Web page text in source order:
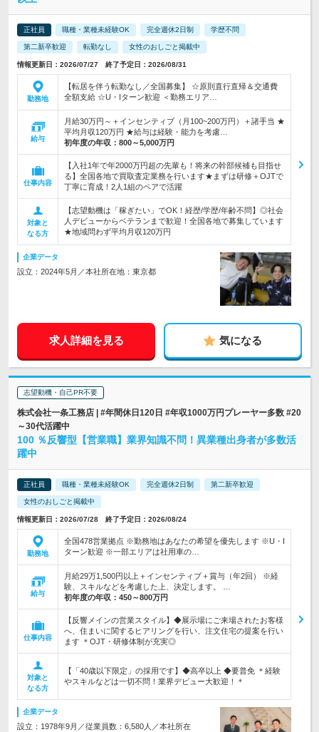
正社員 職種・業種未経験OK 完全週休2日制 学歴不問
第二新卒歓迎 転勤なし 女性のおしごと掲載中
情報更新日：2026/07/27 終了予定日：2026/08/31
勤務地
【転居を伴う転勤なし／全国募集】 ☆原則直行直帰＆交通費
全額支給 ☆U・Iターン歓迎 ＜勤務エリア…
給与
月給30万円～＋インセンティブ（月100~200万円）＋諸手当 ★
平均月収120万円 ★給与は経験・能力を考慮…
初年度の年収： 800～5,000万円
仕事内容
【入社1年で年2000万円超の先輩も！将来の幹部候補も目指せ
る】全国各地で買取査定業務を行います★まずは研修＋OJTで
丁寧に育成！2人1組のペアで活躍
対象と
なる方
【志望動機は「稼ぎたい」でOK！経歴/学歴/年齢不問】◎社会
人デビューからベテランまで歓迎！全国各地で募集しています
★地域問わず平均月収120万円
企業データ
設立：2024年5月／本社所在地：東京都
求人詳細を見る 気になる
志望動機・自己PR不要
株式会社一条工務店 | #年間休日120日 #年収1000万円プレーヤー多数 #20
～30代活躍中
100 ％反響型【営業職】業界知識不問！異業種出身者が多数活
躍中
正社員 職種・業種未経験OK 完全週休2日制 第二新卒歓迎
女性のおしごと掲載中
情報更新日：2026/07/28 終了予定日：2026/08/24
勤務地
全国478営業拠点 ※勤務地はあなたの希望を優先します ※U・I
ターン歓迎 ※一部エリアは社用車の…
給与
月給29万1,500円以上＋インセンティブ＋賞与（年2回） ※経
験、スキルなどを考慮した上、決定します。 …
初年度の年収： 450～800万円
仕事内容
【反響メインの営業スタイル】◆展示場にご来場されたお客様
へ、住まいに関するヒアリングを行い、注文住宅の提案を行い
ます ＊OJT・研修体制が充実◎
対象と
なる方
【「40歳以下限定」の採用です】◆高卒以上 ◆要普免 ＊経験
やスキルなどは一切不問！業界デビュー大歓迎！＊
企業データ
設立：1978年9月／従業員数：6,580人／本社所在